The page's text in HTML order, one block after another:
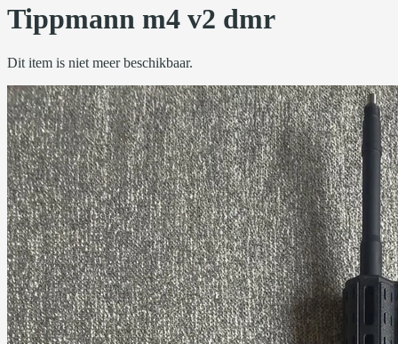
Tippmann m4 v2 dmr
Dit item is niet meer beschikbaar.